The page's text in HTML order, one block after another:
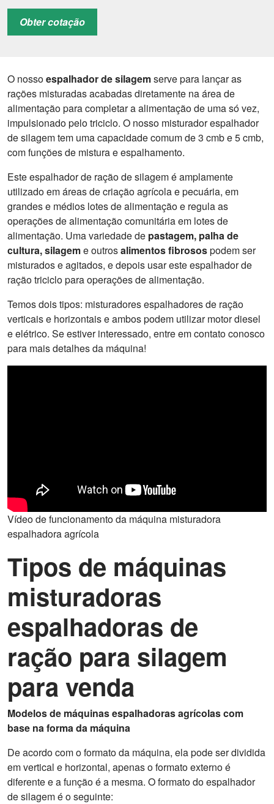
garantia
12 meses
Obter cotação
O nossoespalhador de silagemserve para lançar as
rações misturadas acabadas diretamente na área de
alimentação para completar a alimentação de uma só vez,
impulsionado pelo triciclo. O nosso misturador espalhador
de silagem tem uma capacidade comum de 3 cmb e 5 cmb,
com funções de mistura e espalhamento.
Este espalhador de ração de silagem é amplamente
utilizado em áreas de criação agrícola e pecuária, em
grandes e médios lotes de alimentação e regula as
operações de alimentação comunitária em lotes de
alimentação. Uma variedade de pastagem, palha de
cultura, silageme outrosalimentos fibrosospodem ser
misturados e agitados, e depois usar este espalhador de
ração triciclo para operações de alimentação.
Temos dois tipos: misturadores espalhadores de ração
verticais e horizontais e ambos podem utilizar motor diesel
e elétrico. Se estiver interessado, entre em contato conosco
para mais detalhes da máquina!
Vídeo de funcionamento da máquina misturadora
espalhadora agrícola
Tipos de máquinas
misturadoras
espalhadoras de
ração para silagem
para venda
Modelos de máquinas espalhadoras agrícolas com
base na forma da máquina
De acordo com o formato da máquina, ela pode ser dividida
em vertical e horizontal, apenas o formato externo é
diferente e a função é a mesma. O formato do espalhador
de silagem é o seguinte: